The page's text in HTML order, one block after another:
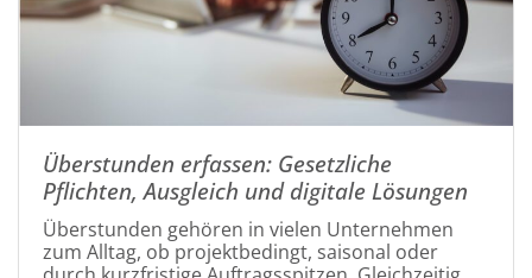
Überstunden erfassen: Gesetzliche
Pflichten, Ausgleich und digitale Lösungen
Überstunden gehören in vielen Unternehmen
zum Alltag, ob projektbedingt, saisonal oder